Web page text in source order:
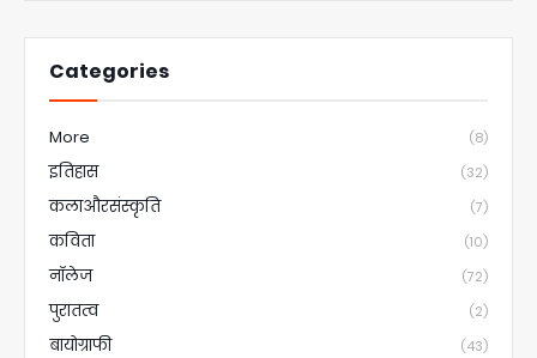
Categories
More (8)
इतिहास (32)
कलाऔरसंस्कृति (7)
कविता (10)
नॉलेज (72)
पुरातत्व (2)
बायोग्राफी (43)